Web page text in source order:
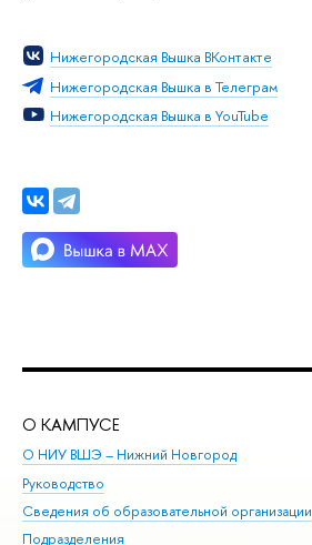
Нижегородская Вышка ВКонтакте
Нижегородская Вышка в Телеграм
Нижегородская Вышка в YouTube
О КАМПУСЕ
О НИУ ВШЭ – Нижний Новгород
Руководство
Сведения об образовательной организации
Подразделения